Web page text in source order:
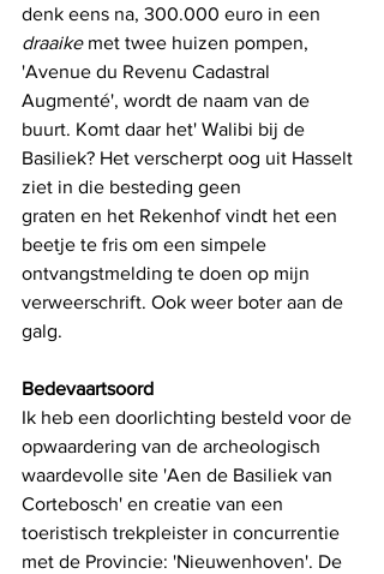
denk eens na, 300.000 euro in een
draaike met twee huizen pompen,
'Avenue du Revenu Cadastral
Augmenté', wordt de naam van de
buurt. Komt daar het' Walibi bij de
Basiliek? Het verscherpt oog uit Hasselt
ziet in die besteding geen
graten en het Rekenhof vindt het een
beetje te fris om een simpele
ontvangstmelding te doen op mijn
verweerschrift. Ook weer boter aan de
galg.
Bedevaartsoord
Ik heb een doorlichting besteld voor de
opwaardering van de archeologisch
waardevolle site 'Aen de Basiliek van
Cortebosch' en creatie van een
toeristisch trekpleister in concurrentie
met de Provincie: 'Nieuwenhoven'. De